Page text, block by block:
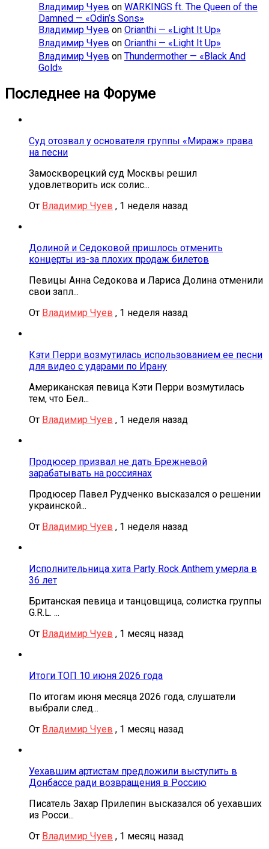
Владимир Чуев on WARKINGS ft. The Queen of the
Damned — «Odin’s Sons»
Владимир Чуев on Orianthi — «Light It Up»
Владимир Чуев on Orianthi — «Light It Up»
Владимир Чуев on Thundermother — «Black And
Gold»
Последнее на Форуме
Суд отозвал у основателя группы «Мираж» права
на песни
Замоскворецкий суд Москвы решил
удовлетворить иск солис...
От Владимир Чуев , 1 неделя назад
Долиной и Седоковой пришлось отменить
концерты из-за плохих продаж билетов
Певицы Анна Седокова и Лариса Долина отменили
свои запл...
От Владимир Чуев , 1 неделя назад
Кэти Перри возмутилась использованием ее песни
для видео с ударами по Ирану
Американская певица Кэти Перри возмутилась
тем, что Бел...
От Владимир Чуев , 1 неделя назад
Продюсер призвал не дать Брежневой
зарабатывать на россиянах
Продюсер Павел Рудченко высказался о решении
украинской...
От Владимир Чуев , 1 неделя назад
Исполнительница хита Party Rock Anthem умерла в
36 лет
Британская певица и танцовщица, солистка группы
G.R.L. ...
От Владимир Чуев , 1 месяц назад
Итоги ТОП 10 июня 2026 года
По итогам июня месяца 2026 года, слушатели
выбрали след...
От Владимир Чуев , 1 месяц назад
Уехавшим артистам предложили выступить в
Донбассе ради возвращения в Россию
Писатель Захар Прилепин высказался об уехавших
из Росси...
От Владимир Чуев , 1 месяц назад